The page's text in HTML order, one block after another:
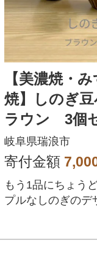
【美濃焼・
焼】しのぎ
ラウン 3個
岐阜県瑞浪市
寄付金額
もう1品にちょう
プルなしのぎのデ